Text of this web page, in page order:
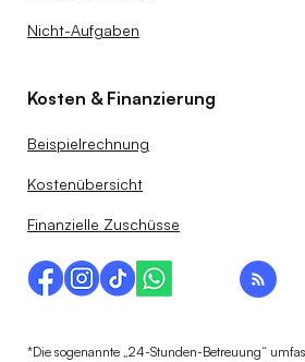
Nicht-Aufgaben
Kosten & Finanzierung
Beispielrechnung
Kostenübersicht
Finanzielle Zuschüsse
*Die sogenannte „24-Stunden-Betreuung“